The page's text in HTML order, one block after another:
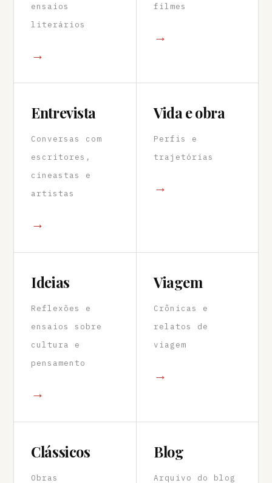
ensaios
literários
→
filmes
→
Entrevista
Conversas com
escritores,
cineastas e
artistas
→
Vida e obra
Perfis e
trajetórias
→
Ideias
Reflexões e
ensaios sobre
cultura e
pensamento
→
Viagem
Crônicas e
relatos de
viagem
→
Clássicos
Obras
Blog
Arquivo do blog